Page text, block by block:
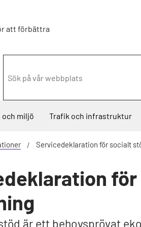
att förbättra
och miljö Trafik och infrastruktur
Servicedeklaration för socialt
är ett behovsprövat